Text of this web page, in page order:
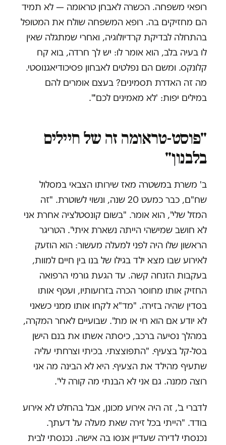
רופאי משפחה. הכשרה לאבחן טראומה — לא תמיד
הם מחזיקים בה. רופא המשפחה שולח את המטופל
בהתחלה לבדיקת קרדיולוגיה, ואחרי שמתגלה שאין
לו בעיה בלב, הוא אומר לו: יש לך חרדה, בוא קח
קלונקס. ומשם הם נפלטים לאבחון פסיכודיאגנוסטי.
מה זה האדרת תסמינים? בעצם אומרים להם
במילים יפות: 'לא מאמינים לכם'".
"פוסט-טראומה זה של חיילים
בלבנון"
ב' משרת במשטרה מאז שירותו הצבאי במסלול
שח"ם, כבר כמעט 20 שנה, ונשוי לשוטרת. "זה
המזל שלי", הוא אומר. "בשום קונסטלציה אחרת אני
לא חושב שמישהי הייתה נשארת איתי". הטריגר
הראשון שלו היה לפני למעלה מעשור: הוא הוזעק
לאירוע שבו מצא ילד בגילו של בנו בין חיים למוות,
בעקבות הזנחה קשה. עד הגעת גורמי הרפואה
החזיק אותו מחוסר הכרה בזרועותיו, ועטף אותו
בסדין שהיה בזירה. "מד"א לקחו אותו ממני כשאני
לא יודע אם הוא חי או מת". שבועיים לאחר המקרה,
במהלך נסיעה ברכב, כיסתה אשתו את בנם הישן
בסל-קל בצעיף. "התפוצצתי. בכיתי וצרחתי עליה
שתעיף מהילד את הצעיף. היא לא הבינה מה אני
רוצה ממנה. גם אני לא הבנתי מה קורה לי".
לדברי ב', זה היה אירוע מכונן, אבל בהחלט לא אירוע
בודד. "הייתי בכל זירה שאת מעלה על דעתך.
נכנסתי לדירה שעדיין אנסו בה אישה. נכנסתי לבית